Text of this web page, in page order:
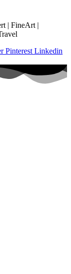
| FineArt |
Pinterest Linkedin